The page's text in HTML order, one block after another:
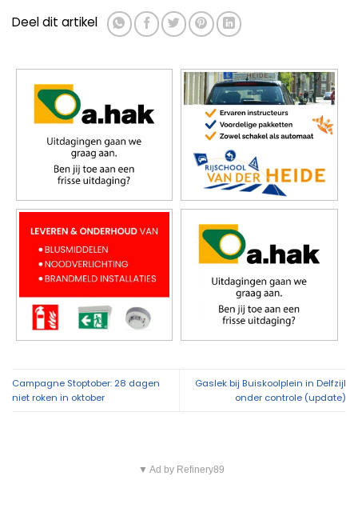
Deel dit artikel
Campagne Stoptober: 28 dagen
niet roken in oktober
Gaslek bij Buiskoolplein in Delfzijl
onder controle (update)
▼ Ad by Refinery89